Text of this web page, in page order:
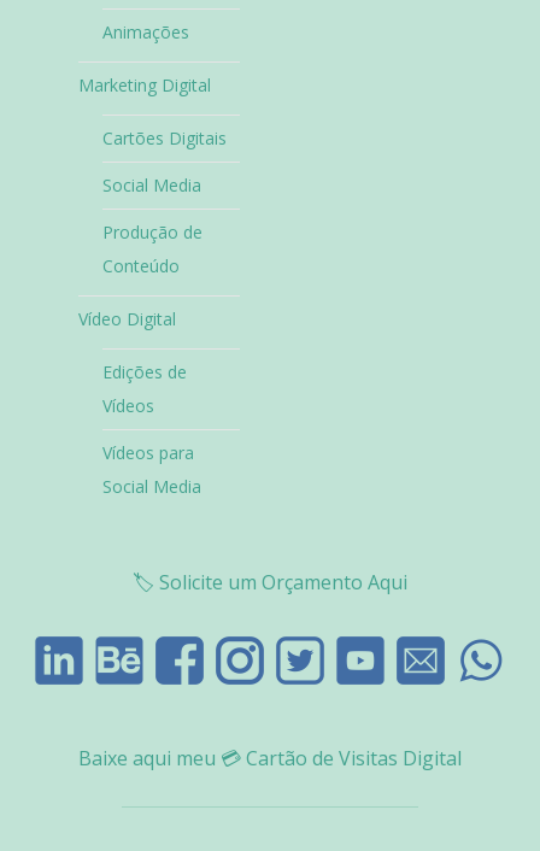
Animações
Marketing Digital
Cartões Digitais
Social Media
Produção de
Conteúdo
Vídeo Digital
Edições de
Vídeos
Vídeos para
Social Media
🏷️ Solicite um Orçamento Aqui
Baixe aqui meu 💳Cartão de Visitas Digital